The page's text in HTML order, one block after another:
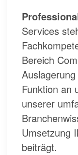
Services
Bereich
Funktion an
unserer
Umsetzung
beiträgt.